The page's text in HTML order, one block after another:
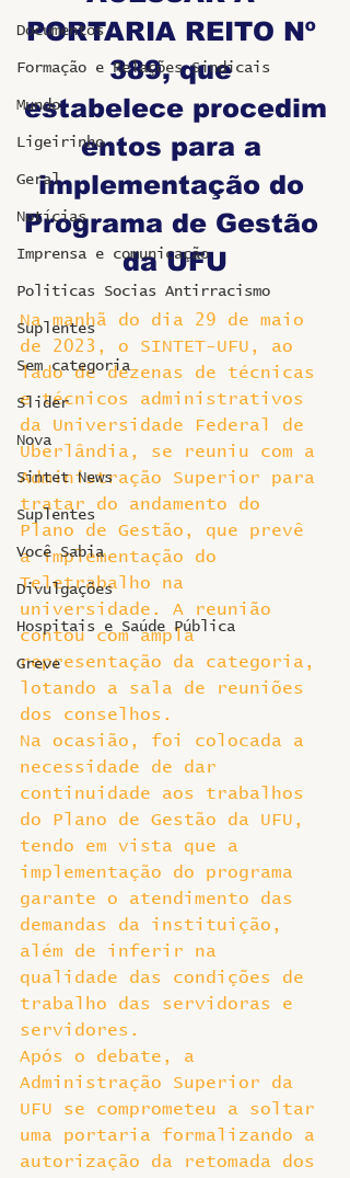
Documentos
Formação e Relações Sindicais
Mundo
Ligeirinho
Geral
Notícias
Imprensa e comunicação
Politicas Socias Antirracismo
Suplentes
Sem categoria
Slider
Nova
Sintet News
Suplentes
Você Sabia
Divulgações
Hospitais e Saúde Pública
Greve
PORTARIA REITO Nº
389, que
estabelece procedim
entos para a
implementação do
Programa de Gestão
da UFU
Na manhã do dia 29 de maio
de 2023, o SINTET-UFU, ao
lado de dezenas de técnicas
e técnicos administrativos
da Universidade Federal de
Uberlândia, se reuniu com a
Administração Superior para
tratar do andamento do
Plano de Gestão, que prevê
a implementação do
Teletrabalho na
universidade. A reunião
contou com ampla
representação da categoria,
lotando a sala de reuniões
dos conselhos.
Na ocasião, foi colocada a
necessidade de dar
continuidade aos trabalhos
do Plano de Gestão da UFU,
tendo em vista que a
implementação do programa
garante o atendimento das
demandas da instituição,
além de inferir na
qualidade das condições de
trabalho das servidoras e
servidores.
Após o debate, a
Administração Superior da
UFU se comprometeu a soltar
uma portaria formalizando a
autorização da retomada dos